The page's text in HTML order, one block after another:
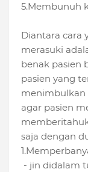
5.Membunuh
Diantara cara
merasuki
benak pasien
pasien yang
menimbulkan
agar pasien
saja dengan
- jin didalam